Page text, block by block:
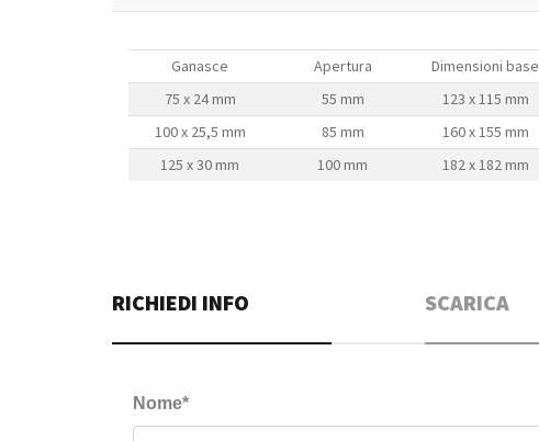
Ganasce Apertura Dimensioni base
75 x 24 mm
55 mm 123 x 115 mm
100 x 25,5 mm
85 mm 160 x 155 mm
125 x 30 mm
100 mm 182 x 182 mm
RICHIEDI INFO SCARICA